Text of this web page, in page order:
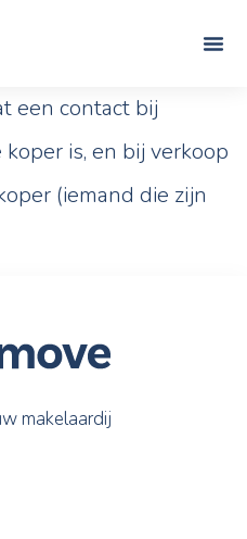
een contact bij
is, en bij verkoop
(iemand die zijn
makelaardij